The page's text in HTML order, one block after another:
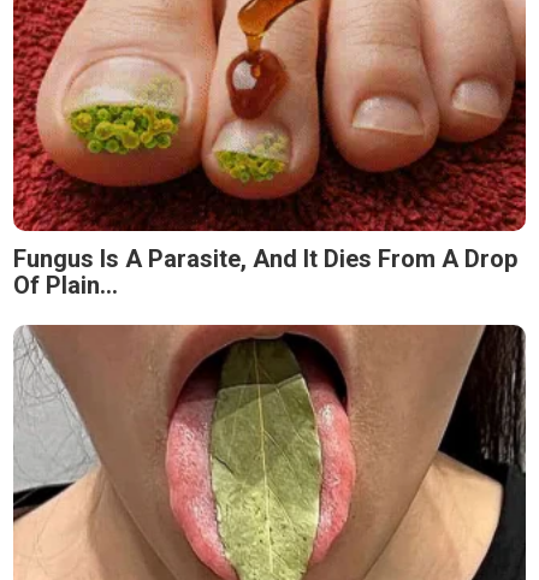
Fungus Is A Parasite, And It Dies From A Drop
Of Plain...